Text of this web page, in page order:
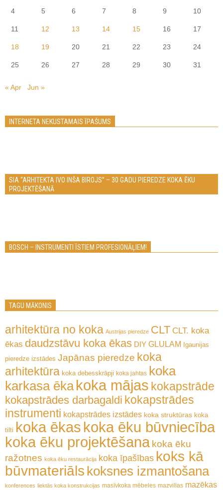
4 5 6 7 8 9 10
11 12 13 14 15 16 17
18 19 20 21 22 23 24
25 26 27 28 29 30 31
« Apr Jun »
INTERNETA NEKUSTAMAIS ĪPAŠUMS
SIA “ARHITEKTA IVO INŠA BIROJS” – 30 GADU PIEREDZE KOKA ĒKU
PROJEKTĒŠANĀ
BOSCH – INSTRUMENTI ĪSTIEM PROFESIONĀĻIEM!
TAGU MĀKONIS
arhitektūra no koka Austrijas pieredze CLT CLT. koka
ēkas daudzstāvu koka ēkas DIY GLULAM Igaunijas
pieredze izstādes Japānas pieredze koka
arhitektūra koka debesskrāpji koka jahtas koka
karkasa ēka koka mājas kokapstrāde
kokapstrādes darbagaldi kokapstrādes
instrumenti kokapstrādes izstādes koka struktūras koka
tilti koka ēkas koka ēku būvniecība
koka ēku projektēšana koka ēku
ražotnes koka ēku restaurācija koka īpašības koks kā
būvmateriāls koksnes izmantošana
konferences liektās koka konstrukcijas masīvkoka mēbeles mazvillas mazēkas